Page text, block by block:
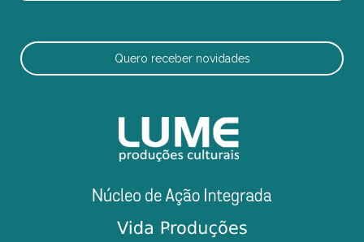
Quero receber novidades